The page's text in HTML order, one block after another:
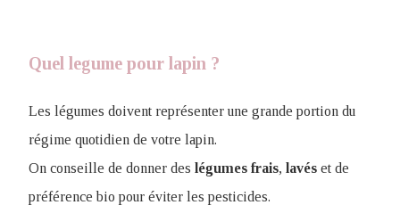
Quel legume pour lapin ?
Les légumes doivent représenter une grande portion du
régime quotidien de votre lapin.
On conseille de donner des légumes frais, lavés et de
préférence bio pour éviter les pesticides.